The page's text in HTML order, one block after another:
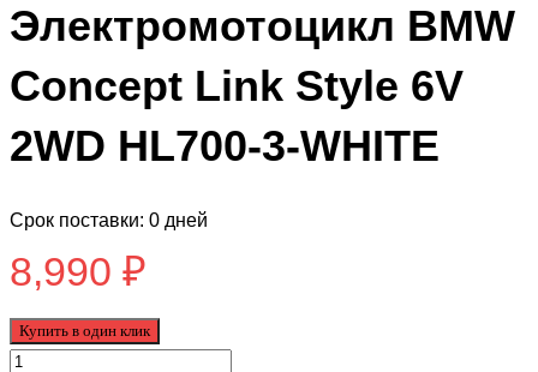
Электромотоцикл BMW
Concept Link Style 6V
2WD HL700-3-WHITE
Срок поставки: 0 дней
8,990 ₽
Купить в один клик
Количество